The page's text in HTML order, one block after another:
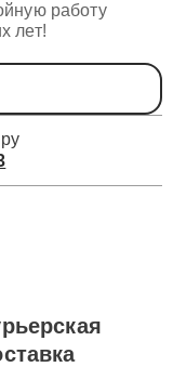
работу
лет!